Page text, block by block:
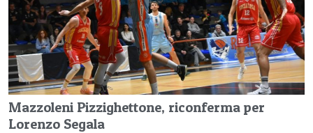
Mazzoleni Pizzighettone, riconferma per
Lorenzo Segala